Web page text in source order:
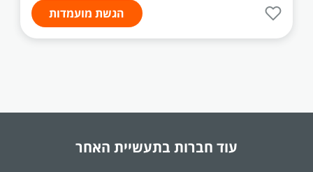
הגשת מועמדות
עוד חברות בתעשיית האחר